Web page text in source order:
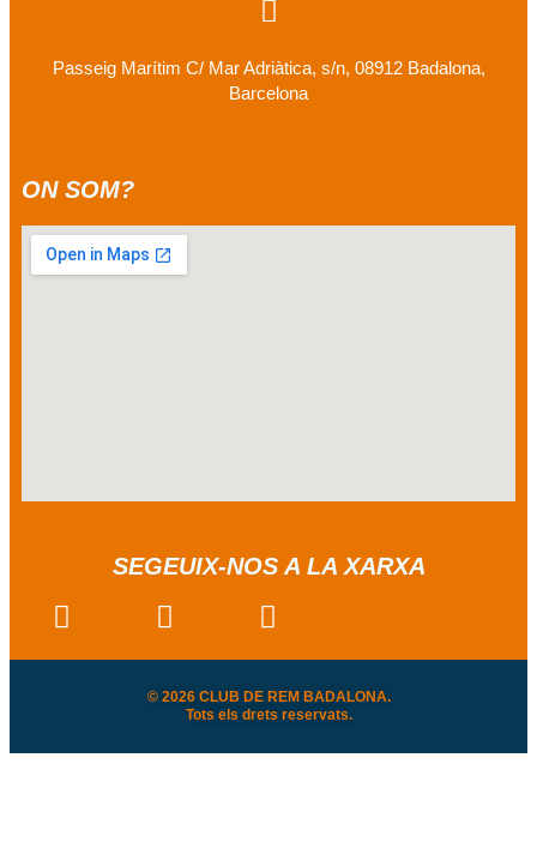
Passeig Marítim C/ Mar Adriàtica, s/n, 08912 Badalona,
Barcelona
ON SOM?
SEGEUIX-NOS A LA XARXA
© 2026 CLUB DE REM BADALONA.
Tots els drets reservats.